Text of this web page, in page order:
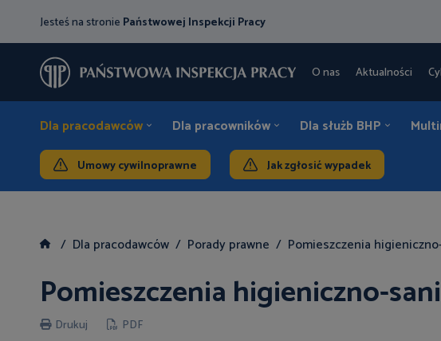
Jesteś na stronie Państwowej Inspekcji Pracy
O nas Aktualności
Dla pracodawców Dla pracowników Dla służb BHP
Umowy cywilnoprawne Jak zgłosić wypadek
Dla pracodawców Porady prawne Pomieszczenia
Pomieszczenia higieniczno-
Drukuj PDF